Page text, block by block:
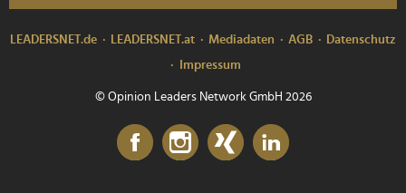
LEADERSNET.de LEADERSNET.at Mediadaten AGB
Datenschutz
Impressum
© Opinion Leaders Network GmbH 2026